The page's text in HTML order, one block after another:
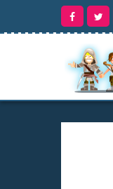
contenu